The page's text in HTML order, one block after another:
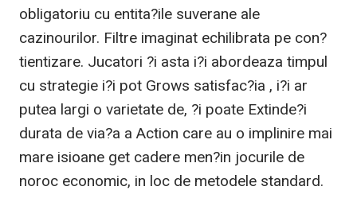
obligatoriu cu entita?ile suverane ale
cazinourilor. Filtre imaginat echilibrata pe con?
tientizare. Jucatori ?i asta i?i abordeaza timpul
cu strategie i?i pot Grows satisfac?ia , i?i ar
putea largi o varietate de, ?i poate Extinde?i
durata de via?a a Action care au o implinire mai
mare isioane get cadere men?in jocurile de
noroc economic, in loc de metodele standard.